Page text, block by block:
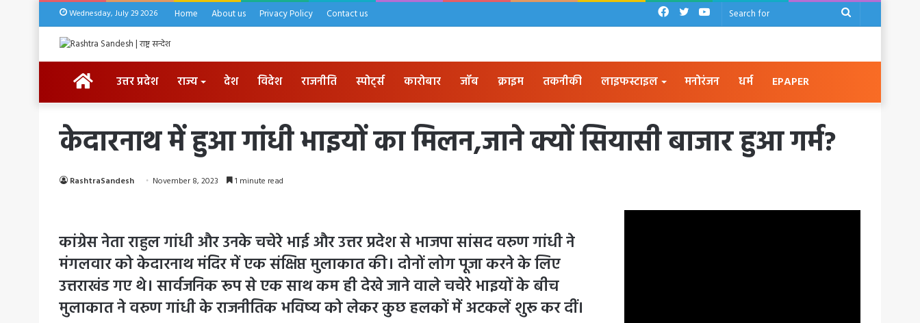
Wednesday, July 29 2026 Home About us Privacy Policy Contact us
Search
YouTube
Twitter
Facebook
HOMEउत्तर प्रदेश राज्य देश विदेश राजनीति स्पोर्ट्स कारोबार जॉब क्राइम तकनीकी लाइफस्टाइल मनोरंजन धर्म EPAPER
केदारनाथ में हुआ गांधी भाइयों का मिलन,जाने क्यों सियासी बाजार हुआ गर्म?
RashtraSandesh November 8, 2023 1 minute read
कांग्रेस नेता राहुल गांधी और उनके चचेरे भाई और उत्तर प्रदेश से भाजपा सांसद वरुण गांधी ने
मंगलवार को केदारनाथ मंदिर में एक संक्षिप्त मुलाकात की। दोनों लोग पूजा करने के लिए
उत्तराखंड गए थे। सार्वजनिक रूप से एक साथ कम ही देखे जाने वाले चचेरे भाइयों के बीच
मुलाकात ने वरुण गांधी के राजनीतिक भविष्य को लेकर कुछ हलकों में अटकलें शुरू कर दीं।